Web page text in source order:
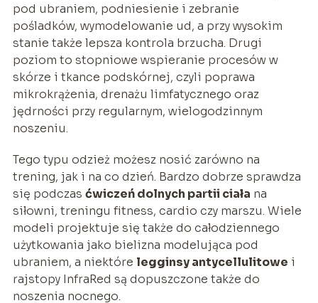
pod ubraniem, podniesienie i zebranie
pośladków, wymodelowanie ud, a przy wysokim
stanie także lepsza kontrola brzucha. Drugi
poziom to stopniowe wspieranie procesów w
skórze i tkance podskórnej, czyli poprawa
mikrokrążenia, drenażu limfatycznego oraz
jędrności przy regularnym, wielogodzinnym
noszeniu.
Tego typu odzież możesz nosić zarówno na
trening, jak i na co dzień. Bardzo dobrze sprawdza
się podczas ćwiczeń dolnych partii ciała na
siłowni, treningu fitness, cardio czy marszu. Wiele
modeli projektuje się także do całodziennego
użytkowania jako bielizna modelująca pod
ubraniem, a niektóre legginsy antycellulitowe i
rajstopy InfraRed są dopuszczone także do
noszenia nocnego.